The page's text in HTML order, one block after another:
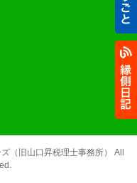
（旧山口昇税理士事務所）
All